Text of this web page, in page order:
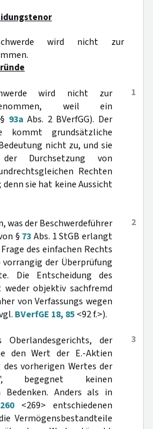
wird nicht zur
1
wird nicht zur
weil ein
93a Abs. 2 BVerfGG). Der
kommt grundsätzliche
nicht zu, und sie
Durchsetzung von
Rechten
denn sie hat keine Aussicht
2
was der Beschwerdeführer
§ 73Abs. 1 StGB erlangt
des einfachen Rechts
der Überprüfung
Die Entscheidung des
objektiv sachfremd
von Verfassungs wegen
BVerfGE 18, 85<92 f.>).
3
der
den Wert der E.-Aktien
vorherigen Wertes der
begegnet keinen
Bedenken. Anders als in
<269> entschiedenen
Vermögensbestandteile